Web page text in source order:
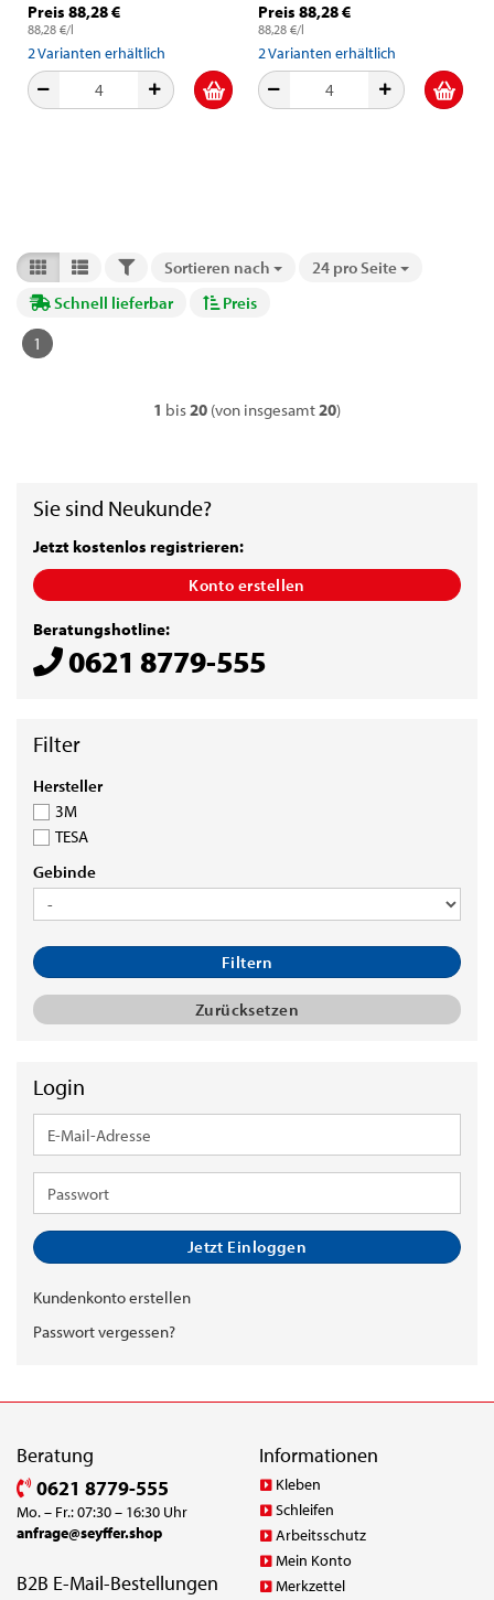
Preis 88,28 €
88,28 €/l
2Varianten erhältlich
Preis 88,28 €
88,28 €/l
2Varianten erhältlich
FILTERSortieren nach
Sortieren nach 24 pro Seite
pro Seite
Schnell lieferbar
Preis
1
1 bis20 (von insgesamt20)
Sie sind Neukunde?
Jetzt kostenlos registrieren:
Konto erstellen
Beratungshotline:
0621 8779-555
HERSTELLER
Hersteller
3M
TESA
GEBINDE
Gebinde
Filtern
Zurücksetzen
Login
E-
Mail-
Passwort
Jetzt Einloggen
Kundenkonto erstellen
Passwort vergessen?
Beratung
0621 8779-555
Mo. – Fr.: 07:30 – 16:30 Uhr
anfrage@seyffer.shop
B2B E-Mail-Bestellungen
Informationen
Kleben
Schleifen
Arbeitsschutz
Mein Konto
Merkzettel